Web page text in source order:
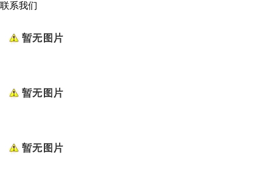
联系我们